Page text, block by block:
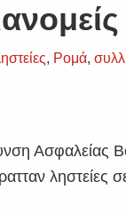
, Ρομά,
Ασφαλείας
ληστείες